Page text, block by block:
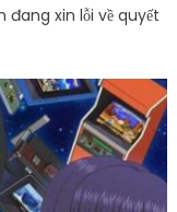
đang xin lỗi về quyết